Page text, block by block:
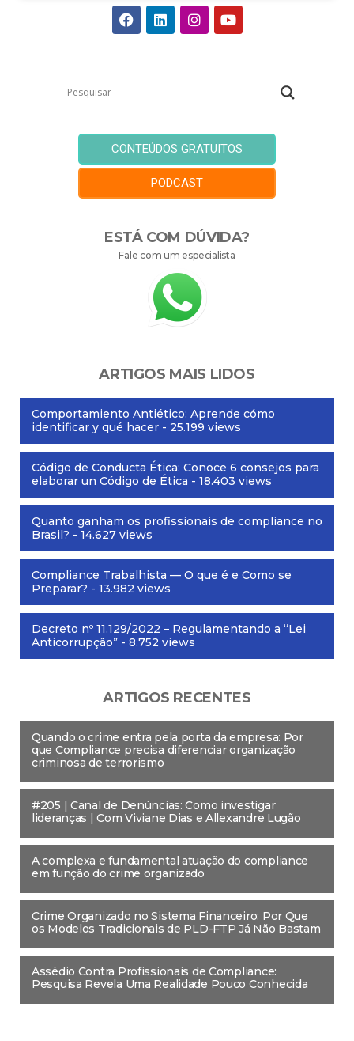
CONTEÚDOS GRATUITOS
PODCAST
ESTÁ COM DÚVIDA?
Fale com um especialista
ARTIGOS MAIS LIDOS
Comportamiento Antiético: Aprende cómo
identificar y qué hacer - 25.199 views
Código de Conducta Ética: Conoce 6 consejos para
elaborar un Código de Ética - 18.403 views
Quanto ganham os profissionais de compliance no
Brasil? - 14.627 views
Compliance Trabalhista — O que é e Como se
Preparar? - 13.982 views
Decreto nº 11.129/2022 – Regulamentando a “Lei
Anticorrupção” - 8.752 views
ARTIGOS RECENTES
Quando o crime entra pela porta da empresa: Por
que Compliance precisa diferenciar organização
criminosa de terrorismo
#205 | Canal de Denúncias: Como investigar
lideranças | Com Viviane Dias e Allexandre Lugão
A complexa e fundamental atuação do compliance
em função do crime organizado
Crime Organizado no Sistema Financeiro: Por Que
os Modelos Tradicionais de PLD-FTP Já Não Bastam
Assédio Contra Profissionais de Compliance:
Pesquisa Revela Uma Realidade Pouco Conhecida